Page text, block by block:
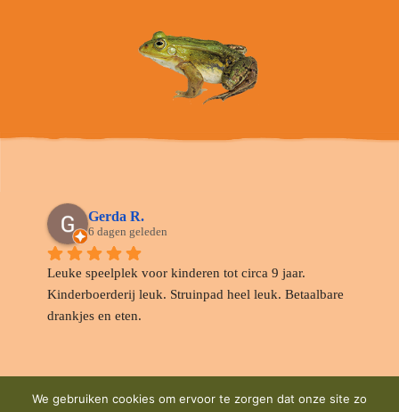
Gerda R.
6 dagen geleden
Leuke speelplek voor kinderen tot circa 9 jaar.
Kinderboerderij leuk. Struinpad heel leuk. Betaalbare
drankjes en eten.
Margreet Van der H.
We gebruiken cookies om ervoor te zorgen dat onze site zo